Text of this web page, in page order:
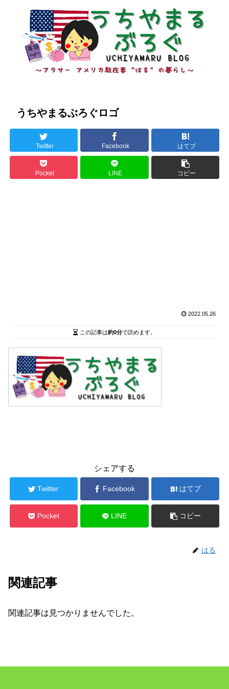
うちやまるぶろぐロゴ
Twitter Facebook はてブ
Pocket LINE コピー
2022.05.26
この記事は約0分で読めます。
シェアする
Twitter Facebook はてブ
Pocket LINE コピー
はる
関連記事
関連記事は見つかりませんでした。